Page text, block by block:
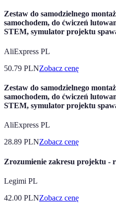
Zestaw do samodzielnego
samochodem, do ćwiczeń
STEM, symulator projektu
AliExpress PL
50.79 PLNZobacz cenę
Zestaw do samodzielnego
samochodem, do ćwiczeń
STEM, symulator projektu
AliExpress PL
28.89 PLNZobacz cenę
Zrozumienie zakresu projektu -
Legimi PL
42.00 PLNZobacz cenę